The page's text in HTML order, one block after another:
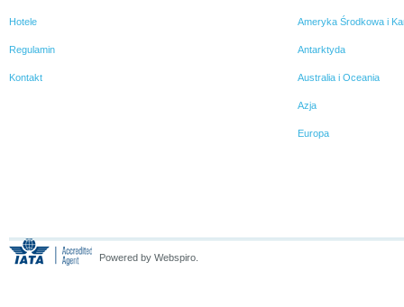
Hotele
Regulamin
Kontakt
Ameryka Środkowa i
Antarktyda
Australia i Oceania
Azja
Europa
Powered by Webspiro.